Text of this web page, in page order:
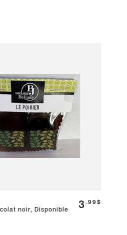
noir, Disponible
3 .99$